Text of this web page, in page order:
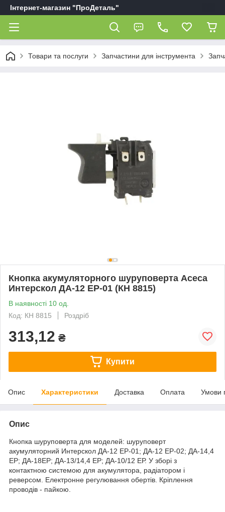
Інтернет-магазин "ПроДеталь"
Товари та послуги Запчастини для інструмента
Кнопка акумуляторного шуруповерта Асеса
Интерскол ДА-12 ЕР-01 (КН 8815)
В наявності 10 од.
Код: КН 8815
Роздріб
313,12 ₴
Купити
Опис Характеристики Доставка Оплата Умови
Опис
Кнопка шуруповерта для моделей: шуруповерт
акумуляторний Интерскол ДА-12 ЕР-01; ДА-12 ЕР-02; ДА-14,4
ЕР; ДА-18ЕР; ДА-13/14,4 ЕР; ДА-10/12 ЕР. У зборі з
контактною системою для акумулятора, радіатором і
реверсом. Електронне регулювання обертів. Кріплення
проводів - пайкою.